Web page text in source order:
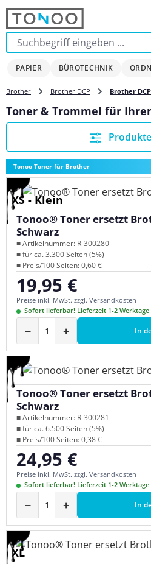
Zum Hauptinhalt springen
PAPIER BÜROTECHNIK
Brother Brother DCP Brother
Toner & Trommel für
Tonoo Toner für Brother
XS - Klein
Tonoo® Toner ersetzt
Schwarz
■ Artikelnummer: R-300280
■ für ca. 3.300 Seiten (5%)
■ Preis/100 Seiten: 0,60 €
Regulärer Preis:
19,95 €
Preise inkl. MwSt. zzgl. Versandkosten
Sofort lieferbar! Lieferzeit 1-2 Werktage
− + In
Tonoo® Toner ersetzt
Schwarz
■ Artikelnummer: R-300281
■ für ca. 6.500 Seiten (5%)
■ Preis/100 Seiten: 0,38 €
Regulärer Preis:
24,95 €
Preise inkl. MwSt. zzgl. Versandkosten
Sofort lieferbar! Lieferzeit 1-2 Werktage
− + In
XL